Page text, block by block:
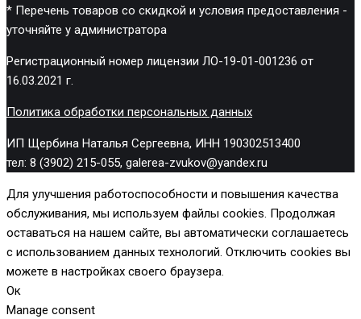
* Перечень товаров со скидкой и условия предоставления -
уточняйте у администратора
Регистрационный номер лицензии ЛО-19-01-001236 от
16.03.2021 г.
Политика обработки персональных данных
ИП Щербина Наталья Сергеевна, ИНН 190302513400
тел: 8 (3902) 215-055, galerea-zvukov@yandex.ru
Для улучшения работоспособности и повышения качества
обслуживания, мы используем файлы cookies. Продолжая
оставаться на нашем сайте, вы автоматически соглашаетесь
с использованием данных технологий. Отключить cookies вы
можете в настройках своего браузера.
Ок
Manage consent